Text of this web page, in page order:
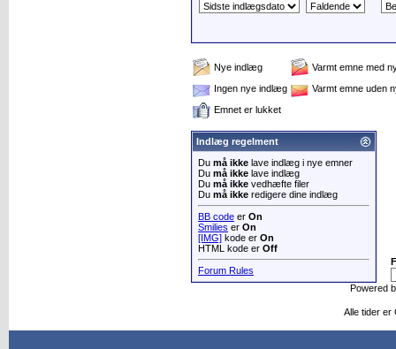
Nye indlæg
Varmt emne med
Ingen nye indlæg
Varmt emne uden
Emnet er lukket
Indlæg regelment
Du må ikke lave indlæg i nye emner
Du må ikke lave indlæg
Du må ikke vedhæfte filer
Du må ikke redigere dine indlæg
BB code er On
Smilies er On
[IMG] kode er On
HTML kode er Off
Forum Rules
Powered
Alle tider er